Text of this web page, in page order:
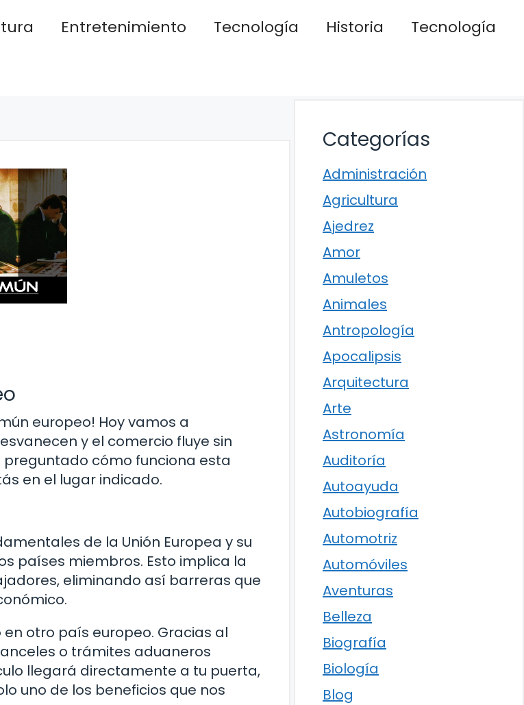
Entretenimiento Tecnología Historia
Tecnología
europeo! Hoy vamos a
y el comercio fluye sin
preguntado cómo funciona esta
en el lugar indicado.
de la Unión Europea y su
países miembros. Esto implica la
eliminando así barreras que
otro país europeo. Gracias al
o trámites aduaneros
llegará directamente a tu puerta,
uno de los beneficios que nos
Categorías
Administración
Agricultura
Ajedrez
Amor
Amuletos
Animales
Antropología
Apocalipsis
Arquitectura
Arte
Astronomía
Auditoría
Autoayuda
Autobiografía
Automotriz
Automóviles
Aventuras
Belleza
Biografía
Biología
Blog